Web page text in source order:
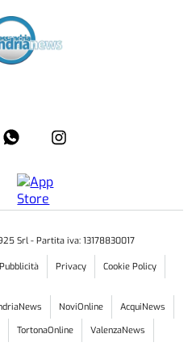
Srl - Partita iva: 13178830017
Pubblicità Privacy Cookie Policy
NoviOnline
AcquiNews
TortonaOnline ValenzaNews